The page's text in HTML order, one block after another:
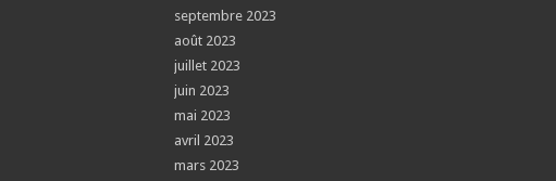
septembre 2023
août 2023
juillet 2023
juin 2023
mai 2023
avril 2023
mars 2023